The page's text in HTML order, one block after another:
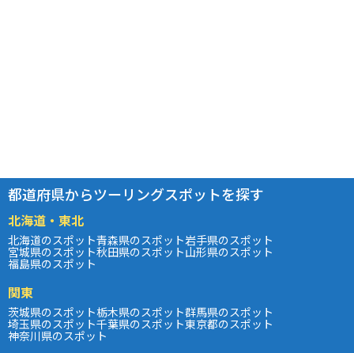
都道府県からツーリングスポットを探す
北海道・東北
北海道のスポット青森県のスポット岩手県のスポット
宮城県のスポット秋田県のスポット山形県のスポット
福島県のスポット
関東
茨城県のスポット栃木県のスポット群馬県のスポット
埼玉県のスポット千葉県のスポット東京都のスポット
神奈川県のスポット